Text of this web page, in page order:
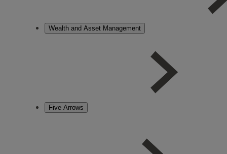
Wealth and Asset Management
Five Arrows